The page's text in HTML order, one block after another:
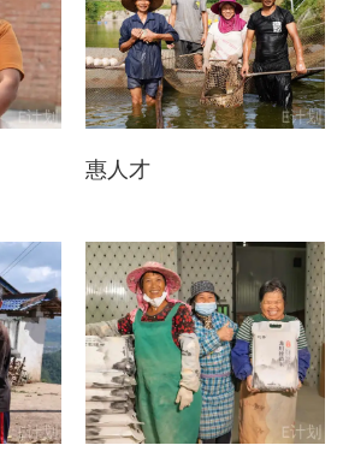
惠人才